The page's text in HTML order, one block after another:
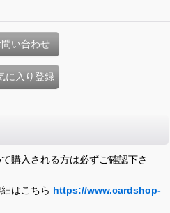
問い合わせ
に入り登録
購入される方は必ずご確認下さ
はこちら https://www.cardshop-